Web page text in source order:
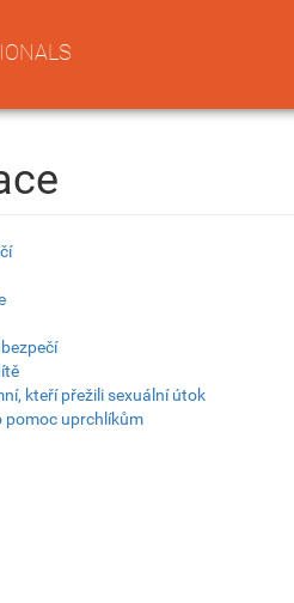
kteří přežili sexuální útok
pomoc uprchlíkům